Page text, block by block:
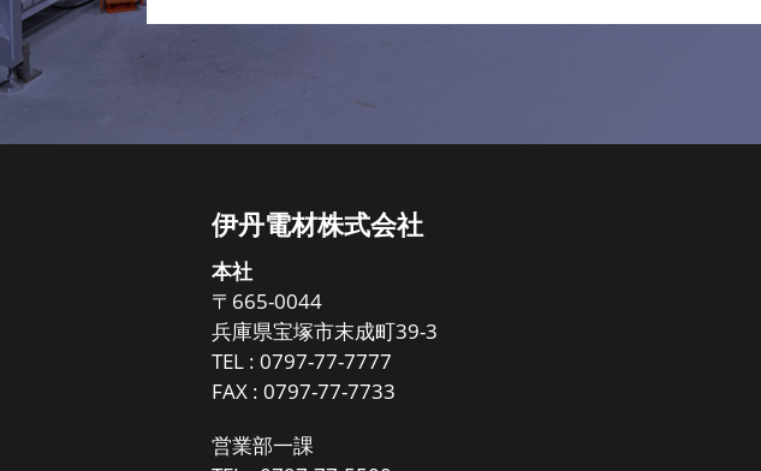
伊丹電材株式会社
本社
〒665-0044
兵庫県宝塚市末成町39-3
TEL :0797-77-7777
FAX : 0797-77-7733
営業部一課